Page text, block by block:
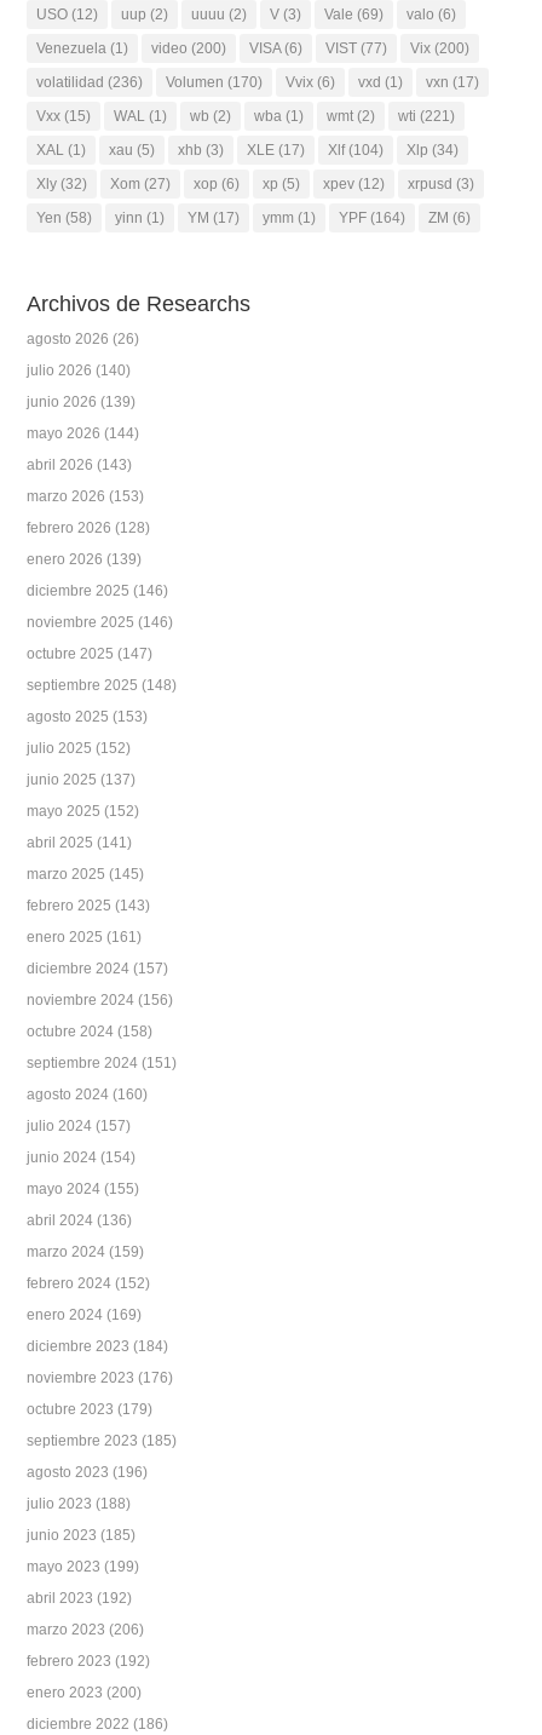
USO (12) uup (2) uuuu (2) V (3) Vale (69) valo (6)
Venezuela (1) video (200) VISA(6) VIST (77) Vix (200)
volatilidad (236) Volumen (170) Vvix (6) vxd (1) vxn (17)
Vxx (15) WAL (1) wb (2) wba (1) wmt (2) wti (221)
XAL (1) xau (5) xhb (3) XLE (17) Xlf(104) Xlp (34)
Xly (32) Xom (27) xop (6) xp (5) xpev (12) xrpusd (3)
Yen (58) yinn (1) YM (17) ymm (1) YPF (164) ZM (6)
Archivos de Researchs
agosto 2026 (26)
julio 2026 (140)
junio 2026 (139)
mayo 2026 (144)
abril 2026 (143)
marzo 2026 (153)
febrero 2026 (128)
enero 2026 (139)
diciembre 2025 (146)
noviembre 2025 (146)
octubre 2025 (147)
septiembre 2025 (148)
agosto 2025 (153)
julio 2025 (152)
junio 2025 (137)
mayo 2025 (152)
abril 2025 (141)
marzo 2025 (145)
febrero 2025 (143)
enero 2025 (161)
diciembre 2024 (157)
noviembre 2024 (156)
octubre 2024 (158)
septiembre 2024 (151)
agosto 2024 (160)
julio 2024 (157)
junio 2024 (154)
mayo 2024 (155)
abril 2024 (136)
marzo 2024 (159)
febrero 2024 (152)
enero 2024 (169)
diciembre 2023 (184)
noviembre 2023 (176)
octubre 2023 (179)
septiembre 2023 (185)
agosto 2023 (196)
julio 2023 (188)
junio 2023 (185)
mayo 2023 (199)
abril 2023 (192)
marzo 2023 (206)
febrero 2023 (192)
enero 2023 (200)
diciembre 2022 (186)